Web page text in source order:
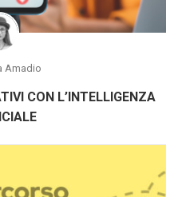
Amadio
CON L’INTELLIGENZA